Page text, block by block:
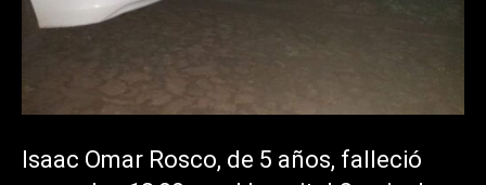
Isaac Omar Rosco, de 5 años, falleció